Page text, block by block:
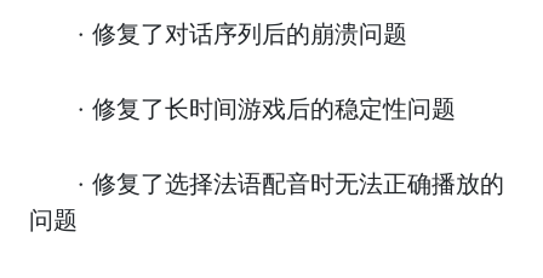
· 修复了对话序列后的崩溃问题
· 修复了长时间游戏后的稳定性问题
· 修复了选择法语配音时无法正确播放的
问题